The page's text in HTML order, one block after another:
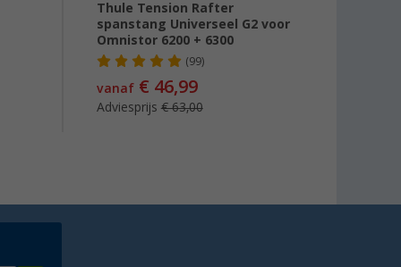
Thule Tension Rafter
spanstang Universeel G2 voor
Omnistor 6200 + 6300
(99)
vanaf€ 46,99
Adviesprijs € 63,00